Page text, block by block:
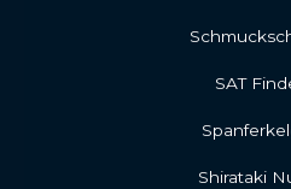
SAT
Shirataki